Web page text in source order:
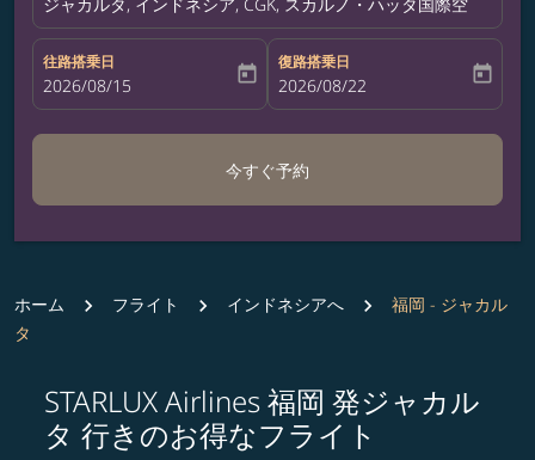
往路搭乗日
fc-booking-departure-date-aria-label
2026/08/15 today
復路搭乗日
fc-booking-return-date-aria-label
2026/08/22 today
今すぐ予約
ホーム フライト インドネシアへ
福岡 - ジャカル
タ
STARLUX Airlines 福岡 発ジャカル
タ 行きのお得なフライト
ルート (出発地および/または目的地) を更新するか、以